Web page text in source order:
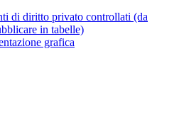
di diritto privato controllati (da
in tabelle)
grafica